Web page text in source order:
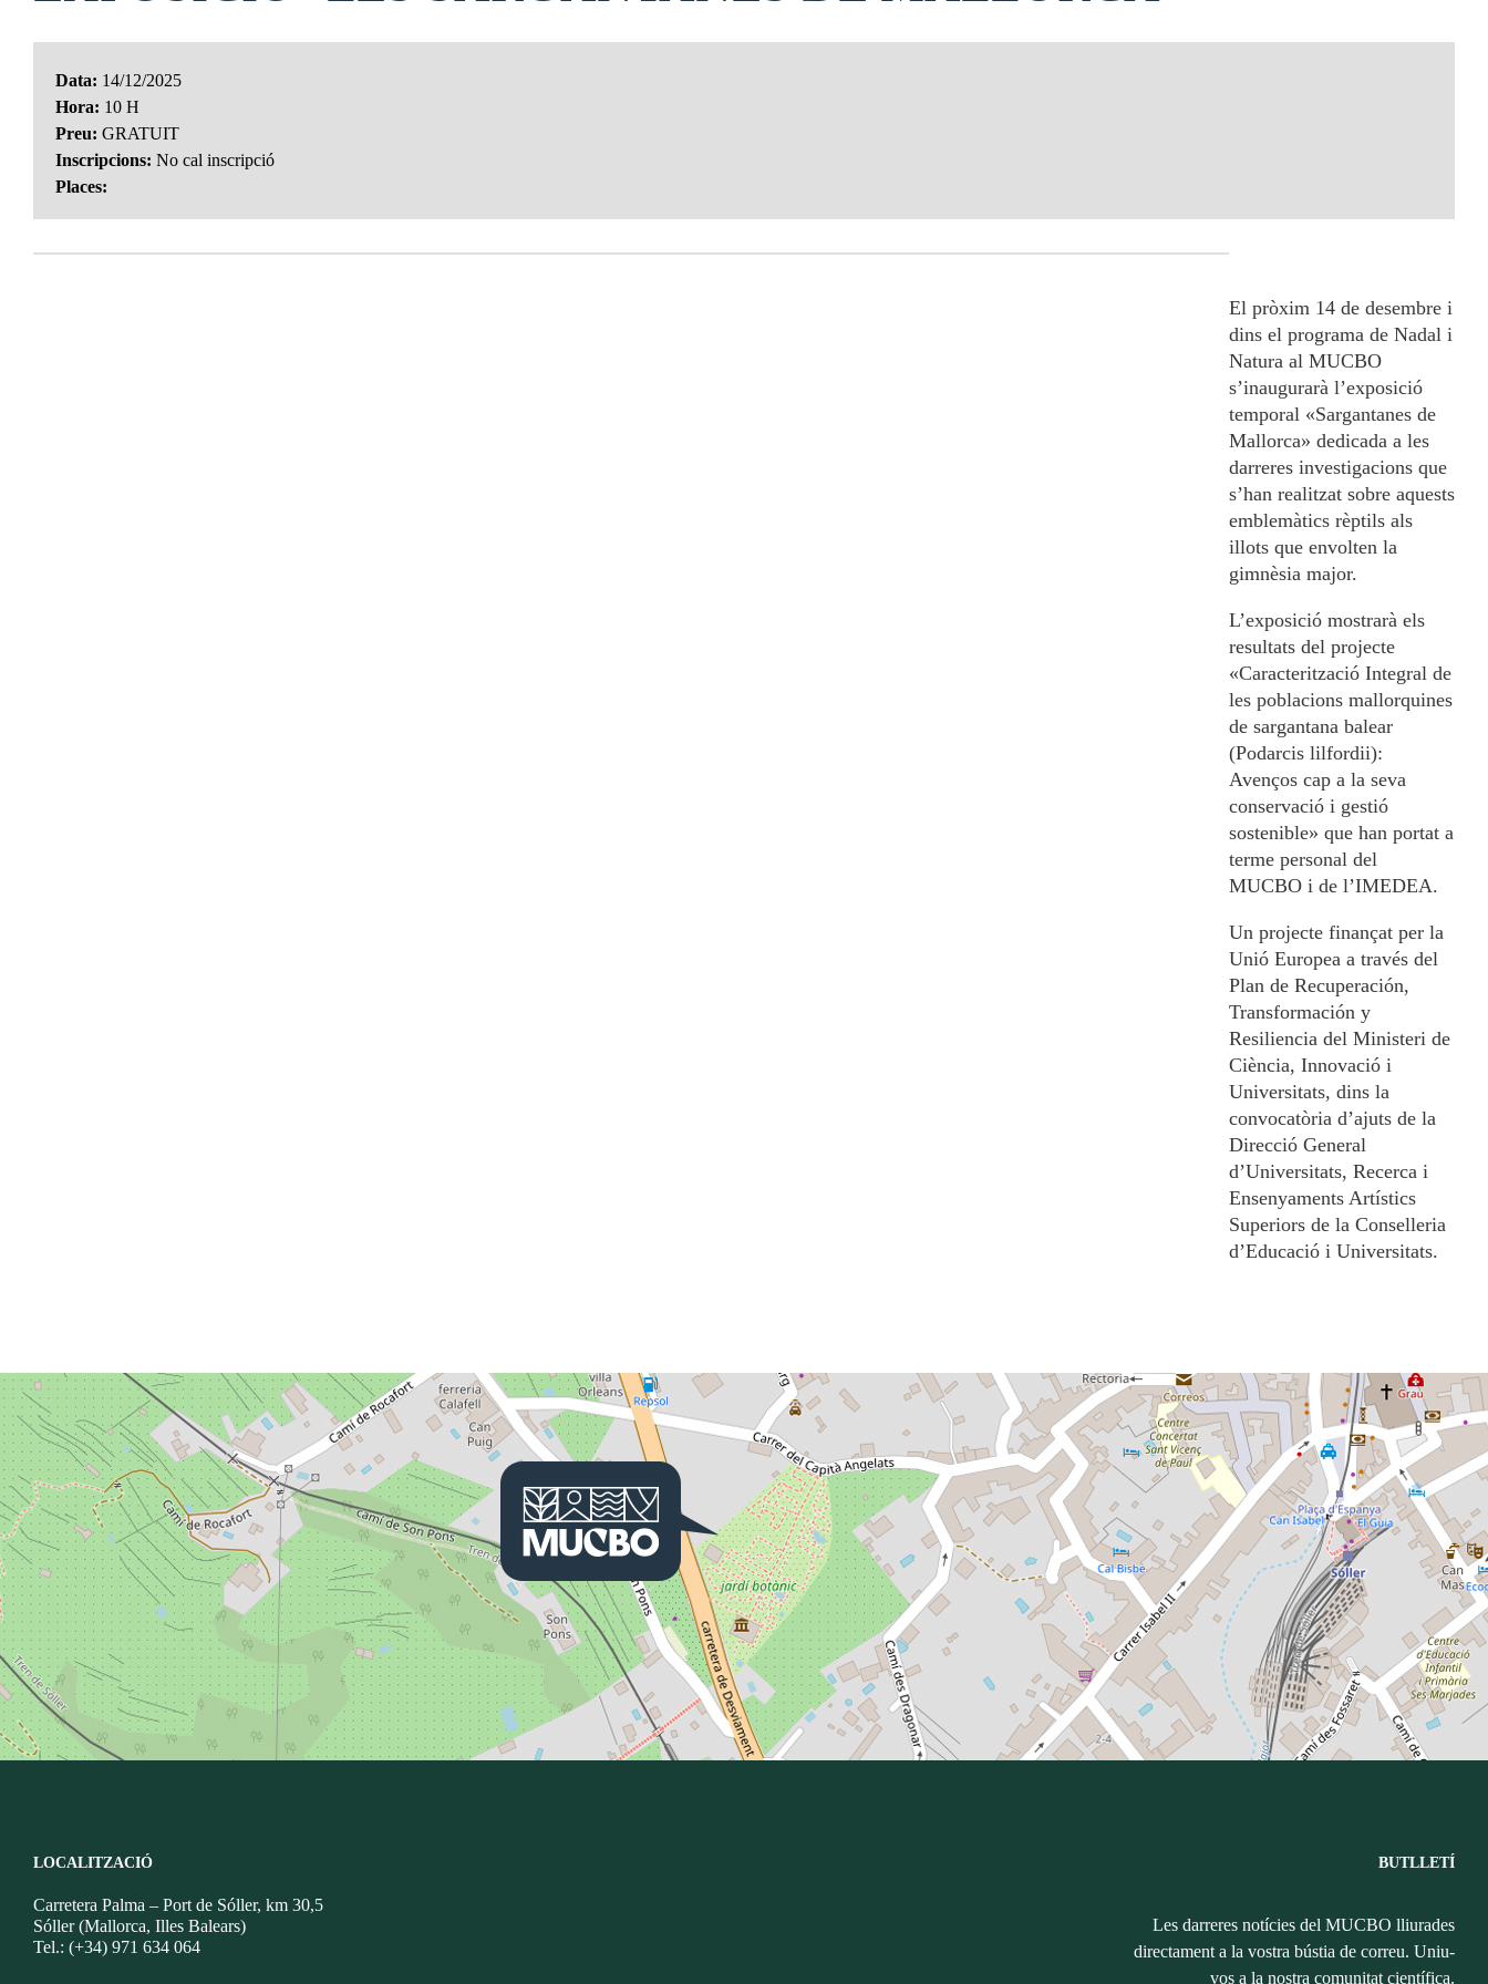
Data: 14/12/2025
Hora: 10 H
Preu: GRATUIT
Inscripcions: No cal inscripció
Places:
El pròxim 14 de desembre i
dins el programa de Nadal i
Natura al MUCBO
s’inaugurarà l’exposició
temporal «Sargantanes de
Mallorca» dedicada a les
darreres investigacions que
s’han realitzat sobre aquests
emblemàtics rèptils als
illots que envolten la
gimnèsia major.
L’exposició mostrarà els
resultats del projecte
«Caracterització Integral de
les poblacions mallorquines
de sargantana balear
(Podarcis lilfordii):
Avenços cap a la seva
conservació i gestió
sostenible» que han portat a
terme personal del
MUCBO i de l’IMEDEA.
Un projecte finançat per la
Unió Europea a través del
Plan de Recuperación,
Transformación y
Resiliencia del Ministeri de
Ciència, Innovació i
Universitats, dins la
convocatòria d’ajuts de la
Direcció General
d’Universitats, Recerca i
Ensenyaments Artístics
Superiors de la Conselleria
d’Educació i Universitats.
LOCALITZACIÓ
Carretera Palma – Port de Sóller, km 30,5
Sóller (Mallorca, Illes Balears)
Tel.: (+34) 971 634 064
BUTLLETÍ
Les darreres notícies del MUCBO lliurades
directament a la vostra bústia de correu. Uniu-
vos a la nostra comunitat científica.